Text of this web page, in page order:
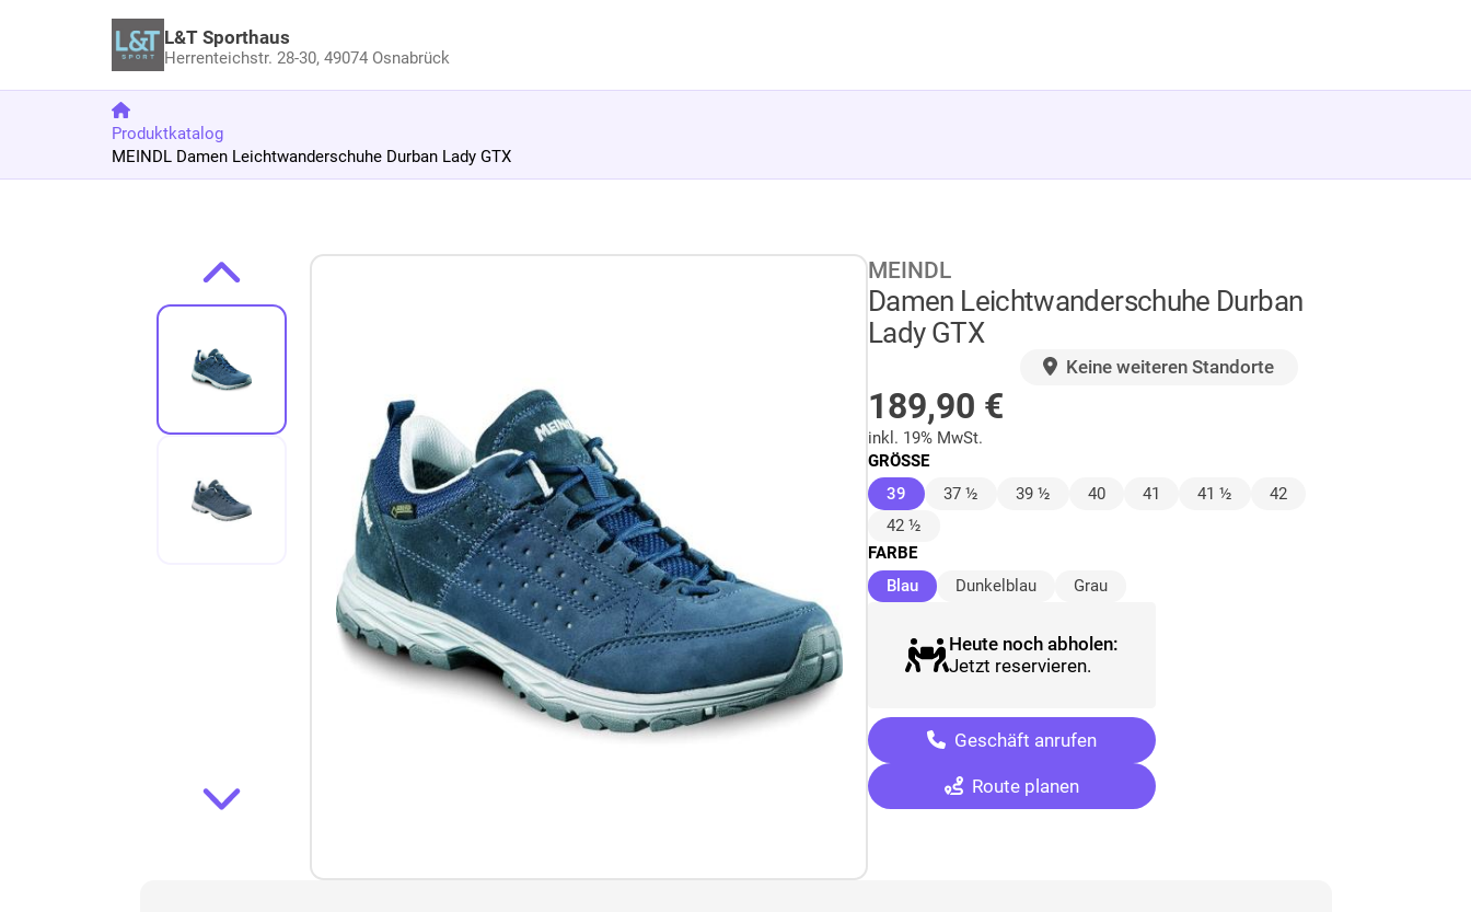
L&T Sporthaus
Herrenteichstr. 28-30,49074 Osnabrück
Produktkatalog
MEINDL Damen Leichtwanderschuhe Durban Lady GTX
Zur Produktbeschreibung springen MEINDL
Damen Leichtwanderschuhe Durban
Lady GTX
Keine weiteren Standorte
189,90 €
inkl. 19% MwSt.
GRÖSSE
39 (ausgewählt)
37 ½ 39 ½ 40 41 41 ½
42
42 ½
FARBE
Blau(ausgewählt)
Dunkelblau Grau
Heute noch abholen:
Jetzt reservieren.
Geschäft anrufen
Route planen